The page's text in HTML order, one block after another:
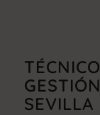
SEVILLA